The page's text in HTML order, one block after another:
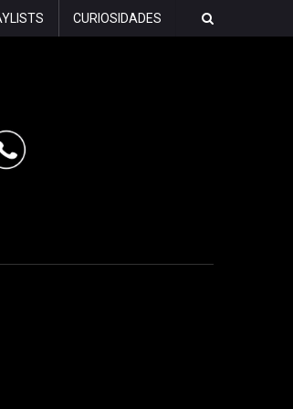
CURIOSIDADES